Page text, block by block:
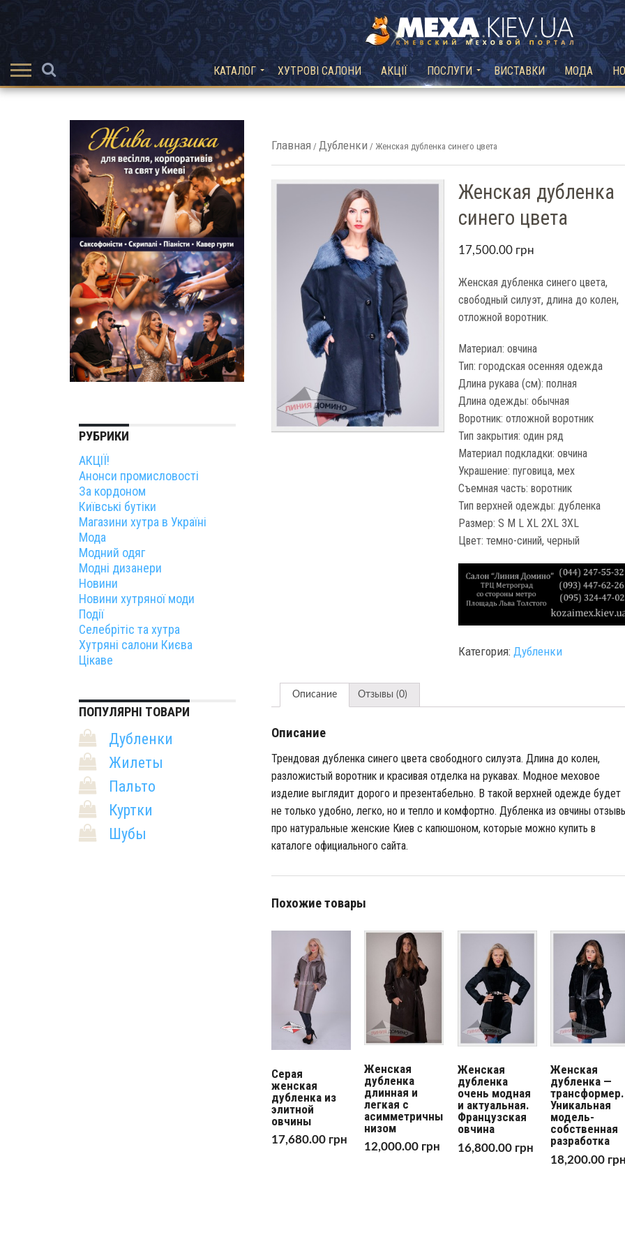
КАТАЛОГ ХУТРОВІ САЛОНИ АКЦІЇ ПОСЛУГИ ВИСТАВКИ МОДА
Главная / Дубленки / Женская дубленка синего цвета
Женская дубленка
синего цвета
17,500.00 грн
Женская дубленка синего цвета,
свободный силуэт, длина до колен,
отложной воротник.
Материал: овчина
Тип: городская осенняя одежда
Длина рукава (см): полная
Длина одежды: обычная
Воротник: отложной воротник
Тип закрытия: один ряд
Материал подкладки: овчина
Украшение: пуговица, мех
Съемная часть: воротник
Тип верхней одежды: дубленка
Размер: S M L XL 2XL 3XL
Цвет: темно-синий, черный
Категория: Дубленки
Описание Отзывы (0)
Описание
Трендовая дубленка синего цвета свободного силуэта. Длина до колен,
разложистый воротник и красивая отделка на рукавах. Модное меховое
изделие выглядит дорого и презентабельно. В такой верхней одежде будет
не только удобно, легко, но и тепло и комфортно. Дубленка из овчины
про натуральные женские Киев с капюшоном, которые можно купить в
каталоге официального сайта.
Похожие товары
Серая
женская
дубленка из
элитной
овчины
17,680.00 грн
Женская
дубленка
длинная и
легкая с
асимметричным
низом
12,000.00 грн
Женская
дубленка
очень модная
и актуальная.
Французская
овчина
16,800.00 грн
Женская
дубленка —
трансформер.
Уникальная
модель-
собственная
разработка
18,200.00
РУБРИКИ
АКЦІЇ!
Анонси промисловості
За кордоном
Київські бутіки
Магазини хутра в Україні
Мода
Модний одяг
Модні дизанери
Новини
Новини хутряної моди
Події
Селебрітіс та хутра
Хутряні салони Києва
Цікаве
ПОПУЛЯРНІ ТОВАРИ
Дубленки
Жилеты
Пальто
Куртки
Шубы